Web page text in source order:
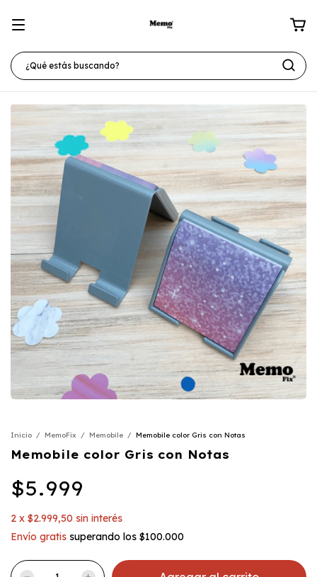
Inicio / MemoFix / Memobile / Memobile color Gris con Notas
Memobile color Gris con Notas
$5.999
2 x $2.999,50 sin interés
Envío gratis superando los $100.000